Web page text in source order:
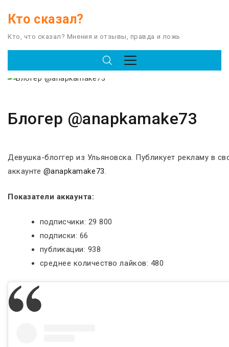
Кто сказал?
Кто, что сказал? Мнения и отзывы, правда и ложь
Блогер @anapkamake73
Девушка-блоггер из Ульяновска. Публикует рекламу в
аккаунте @anapkamake73.
Показатели аккаунта:
подписчики: 29 800
подписки: 66
публикации: 938
среднее количество лайков: 480